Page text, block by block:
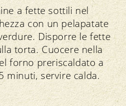
a fette sottili nel
con un pelapatate
Disporre le fette
torta. Cuocere nella
forno preriscaldato a
minuti, servire calda.